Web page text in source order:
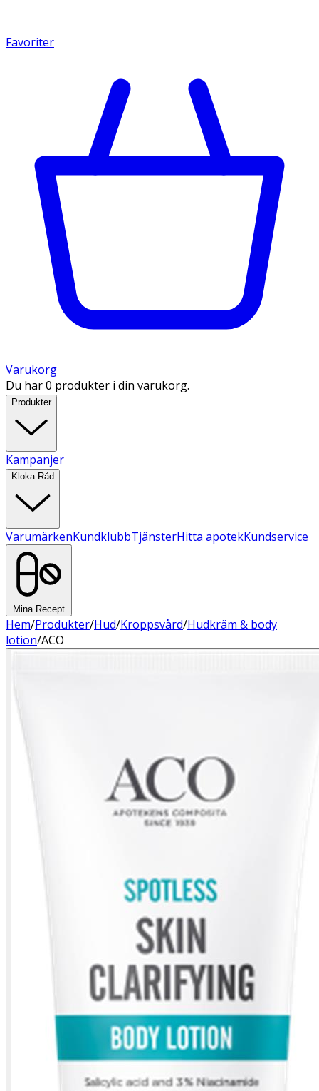
Favoriter
Varukorg
Du har 0 produkter i din varukorg.
Produkter
Kampanjer
Kloka Råd
VarumärkenKundklubbTjänsterHitta apotekKundservice
Mina Recept
Hem/Produkter/Hud/Kroppsvård/Hudkräm & body
lotion/ACO